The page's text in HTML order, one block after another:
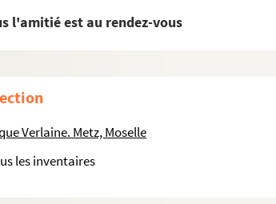
l'amitié est au rendez-vous
Verlaine. Metz, Moselle
les inventaires
Lefebvre
le 18/07/92
l'Institut Français